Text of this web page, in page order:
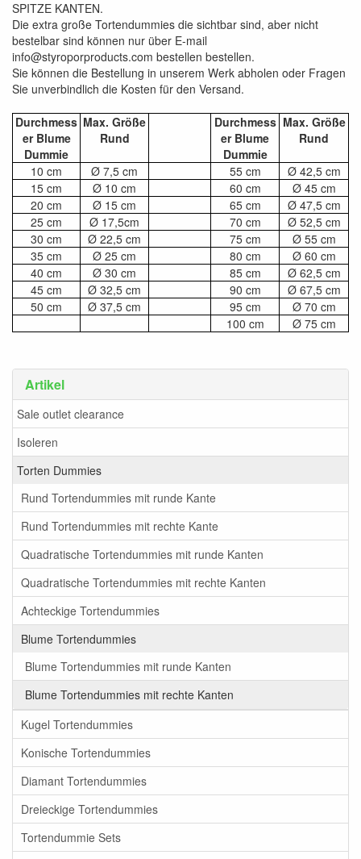
Artikel
Sale outlet clearance
Isoleren
Torten Dummies
Rund Tortendummies mit runde Kante
Rund Tortendummies mit rechte Kante
Quadratische Tortendummies mit runde Kanten
Quadratische Tortendummies mit rechte Kanten
Achteckige Tortendummies
Blume Tortendummies
Blume Tortendummies mit runde Kanten
Blume Tortendummies mit rechte Kanten
Kugel Tortendummies
Konische Tortendummies
Diamant Tortendummies
Dreieckige Tortendummies
Tortendummie Sets
SPITZE KANTEN.
Die extra große Tortendummies die sichtbar sind, aber nicht
bestelbar sind können nur über E-mail
info@styroporproducts.com bestellen bestellen.
Sie können die Bestellung in unserem Werk abholen oder Fragen
Sie unverbindlich die Kosten für den Versand.
Durchmess
er Blume
Dummie
Max. Größe
Rund
Durchmess
er Blume
Dummie
Max. Größe
Rund
10 cm Ø 7,5 cm 55 cm
Ø 42,5 cm
15 cm
Ø 10 cm 60 cm
Ø 45 cm
20 cm
Ø 15 cm 65 cm
Ø 47,5 cm
25 cm
Ø 17,5cm 70 cm
Ø 52,5 cm
30 cm
Ø 22,5 cm 75 cm
Ø 55 cm
35 cm
Ø 25 cm 80 cm
Ø 60 cm
40 cm
Ø 30 cm 85 cm
Ø 62,5 cm
45 cm
Ø 32,5 cm 90 cm
Ø 67,5 cm
50 cm
Ø 37,5 cm 95 cm
Ø 70 cm
100 cm
Ø 75 cm